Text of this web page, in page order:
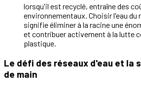
lorsqu'il est recyclé, entraîne des
environnementaux. Choisir l'eau du
signifie éliminer à la racine une
et contribuer activement à la lutte
plastique.
Le défi des réseaux d'eau et la
de main